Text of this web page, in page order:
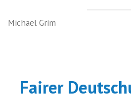
Michael Grim
Fairer